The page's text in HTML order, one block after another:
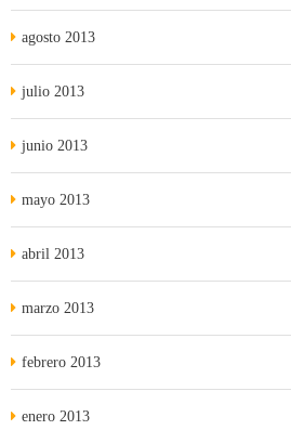
agosto 2013
julio 2013
junio 2013
mayo 2013
abril 2013
marzo 2013
febrero 2013
enero 2013